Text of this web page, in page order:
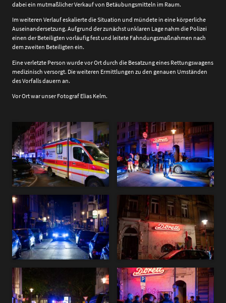
dabei ein mutmaßlicher Verkauf von Betäubungsmitteln im Raum.
Im weiteren Verlauf eskalierte die Situation und mündete in eine körperliche
Auseinandersetzung. Aufgrund der zunächst unklaren Lage nahm die Polizei
einen der Beteiligten vorläufig fest und leitete Fahndungsmaßnahmen nach
dem zweiten Beteiligten ein.
Eine verletzte Person wurde vor Ort durch die Besatzung eines Rettungswagens
medizinisch versorgt. Die weiteren Ermittlungen zu den genauen Umständen
des Vorfalls dauern an.
Vor Ort war unser Fotograf Elias Kelm.